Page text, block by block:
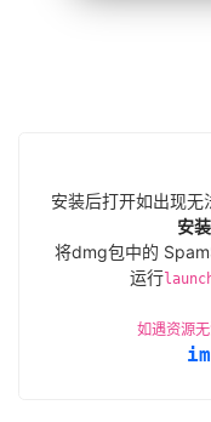
安装后打开如出现
安
将dmg包中的
运行
如遇资源